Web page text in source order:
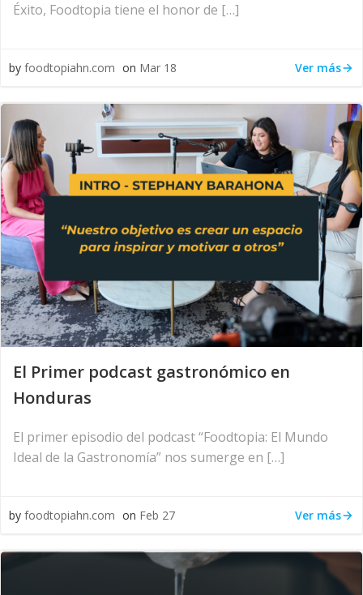
Éxito, Foodtopia tiene el honor de […]
by foodtopiahn.com on Mar 18 Ver más
El Primer podcast gastronómico en
Honduras
El primer episodio del podcast “Foodtopia: El Mundo
Ideal de la Gastronomía” nos sumerge en […]
by foodtopiahn.com on Feb 27 Ver más